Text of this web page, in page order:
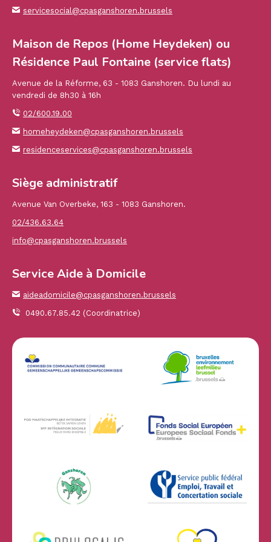
servicesocial@cpasganshoren.brussels
Maison de Repos (Home Heydeken) ou
Résidence Paul Fontaine (service flats)
Avenue de la Réforme, 63 - 1083 Ganshoren. Du lundi au
vendredi de 8h30 à 16h
02/600.19.00
homeheydeken@cpasganshoren.brussels
residenceservices@cpasganshoren.brussels
Siège administratif
Avenue Van Overbeke, 163 - 1083 Ganshoren.
02/436.63.64
info@cpasganshoren.brussels
Service Aide à Domicile
aideadomicile@cpasganshoren.brussels
0490.67.85.42 (Coordinatrice)